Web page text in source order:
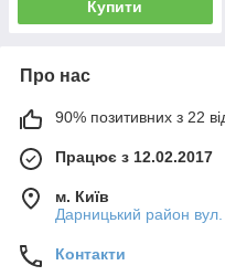
Купити
Про нас
90% позитивних з 22
Працює з 12.02.2017
м. Київ
Дарницький район
Контакти